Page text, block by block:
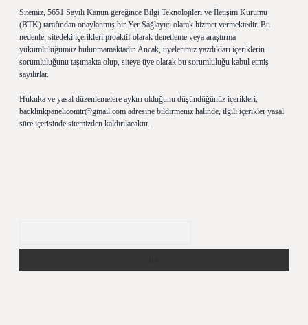
Sitemiz, 5651 Sayılı Kanun gereğince Bilgi Teknolojileri ve İletişim Kurumu
(BTK) tarafından onaylanmış bir Yer Sağlayıcı olarak hizmet vermektedir. Bu
nedenle, sitedeki içerikleri proaktif olarak denetleme veya araştırma
yükümlülüğümüz bulunmamaktadır. Ancak, üyelerimiz yazdıkları içeriklerin
sorumluluğunu taşımakta olup, siteye üye olarak bu sorumluluğu kabul etmiş
sayılırlar.
Hukuka ve yasal düzenlemelere aykırı olduğunu düşündüğünüz içerikleri,
backlinkpanelicomtr@gmail.com adresine bildirmeniz halinde, ilgili içerikler yasal
süre içerisinde sitemizden kaldırılacaktır.